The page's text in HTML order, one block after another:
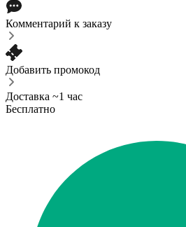
Комментарий к заказу
Добавить промокод
Доставка ~1 час
Бесплатно